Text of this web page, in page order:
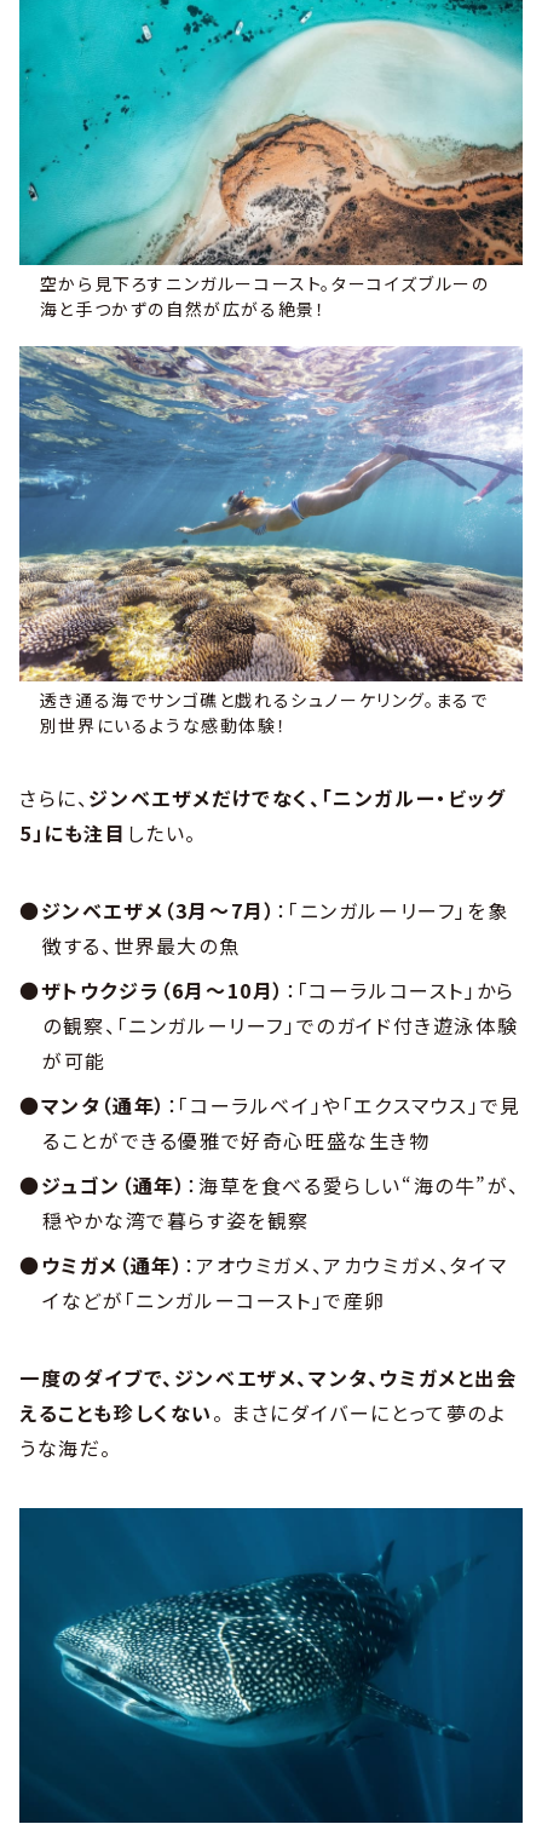
空から見下ろすニンガルーコースト。ターコイズブルーの
海と手つかずの自然が広がる絶景！
透き通る海でサンゴ礁と戯れるシュノーケリング。まるで
別世界にいるような感動体験！
さらに、ジンベエザメだけでなく、「ニンガルー・ビッグ
5」にも注目 したい。
●ジンベエザメ（3月～7月） ：「ニンガルーリーフ」を象
徴する、世界最大の魚
●ザトウクジラ（6月～10月） ：「コーラルコースト」から
の観察、「ニンガルーリーフ」でのガイド付き遊泳体験
が可能
●マンタ（通年） ：「コーラルベイ」や「エクスマウス」で見
ることができる優雅で好奇心旺盛な生き物
●ジュゴン（通年） ：海草を食べる愛らしい“海の牛”が、
穏やかな湾で暮らす姿を観察
●ウミガメ（通年） ：アオウミガメ、アカウミガメ、タイマ
イなどが「ニンガルーコースト」で産卵
一度のダイブで、ジンベエザメ、マンタ、ウミガメと出会
えることも珍しくない。 まさにダイバーにとって夢のよ
うな海だ。